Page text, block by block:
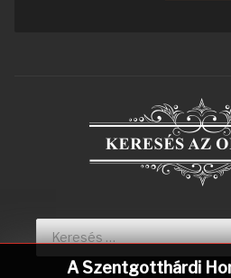
A Szentgotthárdi
Keresés...